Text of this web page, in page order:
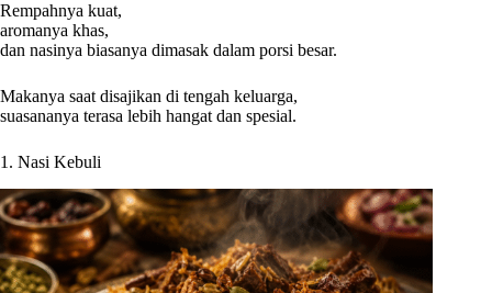
Rempahnya kuat,
aromanya khas,
dan nasinya biasanya dimasak dalam porsi besar.
Makanya saat disajikan di tengah keluarga,
suasananya terasa lebih hangat dan spesial.
1. Nasi Kebuli